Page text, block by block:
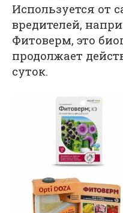
Используется от
вредителей,
Фитоверм, это
продолжает
суток.